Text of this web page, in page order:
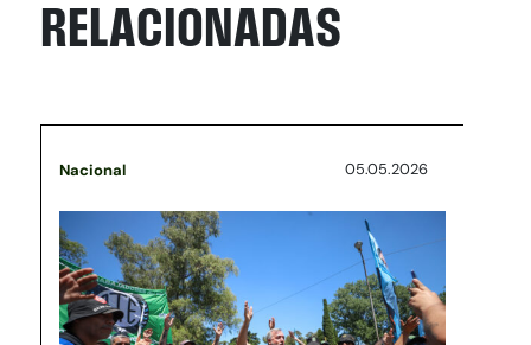
RELACIONADAS
Nacional 05.05.2026